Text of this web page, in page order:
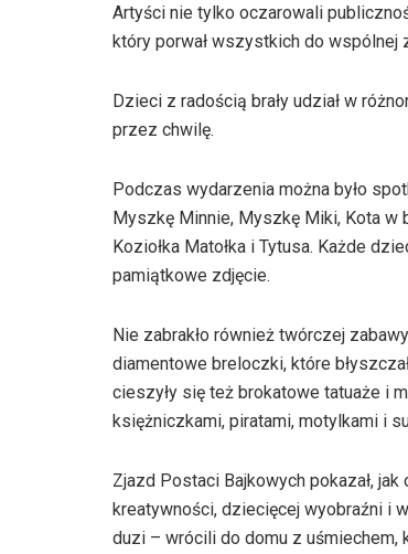
Artyści nie tylko oczarowali
który porwał wszystkich do wspólnej
Dzieci z radością brały udział w
przez chwilę.
Podczas wydarzenia można było
Myszkę Minnie, Myszkę Miki, Kota w
Koziołka Matołka i Tytusa. Każde
pamiątkowe zdjęcie.
Nie zabrakło również twórczej
diamentowe breloczki, które
cieszyły się też brokatowe tatuaże i
księżniczkami, piratami, motylkami i
Zjazd Postaci Bajkowych pokazał, jak
kreatywności, dziecięcej wyobraźni i
duzi – wrócili do domu z